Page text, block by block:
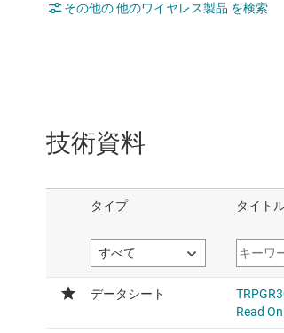
その他の 他のワイヤレス製品 を検索
技術資料